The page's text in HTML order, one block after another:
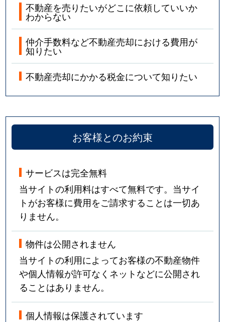
不動産を売りたいがどこに依頼していいか
わからない
仲介手数料など不動産売却における費用が
知りたい
不動産売却にかかる税金について知りたい
お客様とのお約束
サービスは完全無料
当サイトの利用料はすべて無料です。当サイ
トがお客様に費用をご請求することは一切あ
りません。
物件は公開されません
当サイトの利用によってお客様の不動産物件
や個人情報が許可なくネットなどに公開され
ることはありません。
個人情報は保護されています